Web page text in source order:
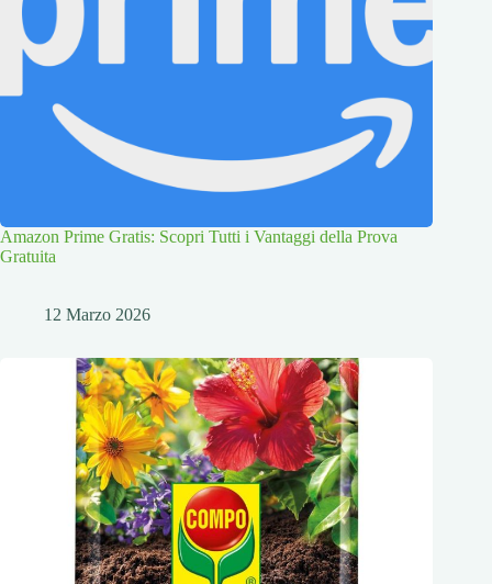
Amazon Prime Gratis: Scopri Tutti i Vantaggi della Prova
Gratuita
12 Marzo 2026